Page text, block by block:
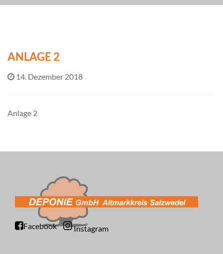
ANLAGE 2
14. Dezember 2018
Anlage 2
Facebook Instagram